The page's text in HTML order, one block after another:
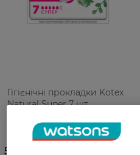
Гігієнічні прокладки Kotex
Natural Super 7 шт
55,99 ГРН